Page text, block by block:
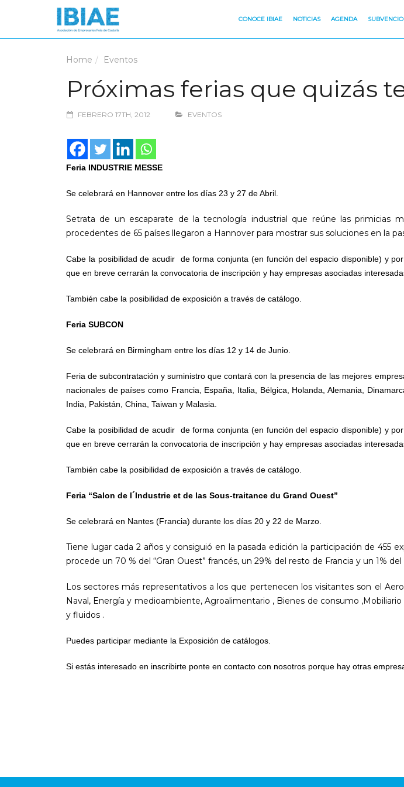
CONOCE IBIAE NOTICIAS AGENDA
Home Eventos
Próximas ferias que quizás
FEBRERO 17TH, 2012 EVENTOS
Feria INDUSTRIE MESSE
Se celebrará en Hannover entre los días 23 y 27 de Abril.
Setrata de un escaparate de la tecnología industrial que reúne las primicias
procedentes de 65 países llegaron a Hannover para mostrar sus soluciones en la
Cabe la posibilidad de acudir de forma conjunta (en función del espacio disponible) y
que en breve cerrarán la convocatoria de inscripción y hay empresas asociadas
También cabe la posibilidad de exposición a través de catálogo.
Feria SUBCON
Se celebrará en Birmingham entre los días 12 y 14 de Junio.
Feria de subcontratación y suministro que contará con la presencia de las mejores
nacionales de países como Francia, España, Italia, Bélgica, Holanda, Alemania,
India, Pakistán, China, Taiwan y Malasia.
Cabe la posibilidad de acudir de forma conjunta (en función del espacio disponible) y
que en breve cerrarán la convocatoria de inscripción y hay empresas asociadas
También cabe la posibilidad de exposición a través de catálogo.
Feria “Salon de l´Industrie et de las Sous-traitance du Grand Ouest”
Se celebrará en Nantes (Francia) durante los días 20 y 22 de Marzo.
Tiene lugar cada 2 años y consiguió en la pasada edición la participación de 455
procede un 70 % del “Gran Ouest” francés, un 29% del resto de Francia y un 1% del
Los sectores más representativos a los que pertenecen los visitantes son el
Naval, Energía y medioambiente, Agroalimentario , Bienes de consumo
y fluidos .
Puedes participar mediante la Exposición de catálogos.
Si estás interesado en inscribirte ponte en contacto con nosotros porque hay otras